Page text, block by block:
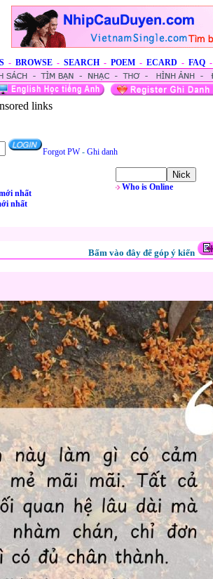
- BROWSE - SEARCH - POEM - ECARD - FAQ -
links
Forgot PW- Ghi danh
nhất
nhất
Who is Online
Bấm vào đây để góp ý kiến